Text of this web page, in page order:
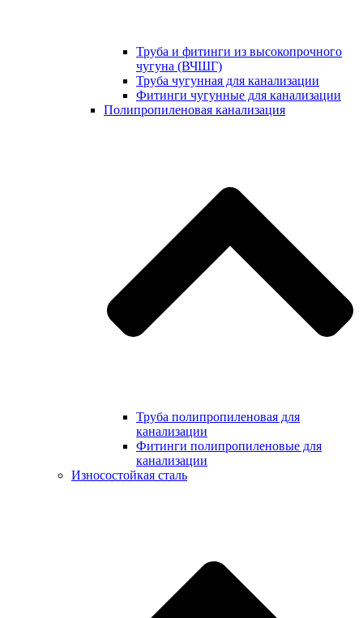
Труба и фитинги из высокопрочного
чугуна (ВЧШГ)
Труба чугунная для канализации
Фитинги чугунные для канализации
Полипропиленовая канализация
Труба полипропиленовая для
канализации
Фитинги полипропиленовые для
канализации
Износостойкая сталь